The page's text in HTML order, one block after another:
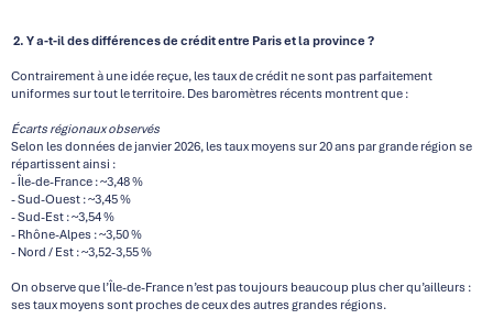
2. Y a-t-il des différences de crédit entre Paris et la province ?
Contrairement à une idée reçue, les taux de crédit ne sont pas parfaitement
uniformes sur tout le territoire. Des baromètres récents montrent que :
Écarts régionaux observés
Selon les données de janvier 2026, les taux moyens sur 20 ans par grande région se
répartissent ainsi :
- Île-de-France : ~3,48 %
- Sud-Ouest : ~3,45 %
- Sud-Est : ~3,54 %
- Rhône-Alpes : ~3,50 %
- Nord / Est : ~3,52-3,55 %
On observe que l’Île-de-France n’est pas toujours beaucoup plus cher qu’ailleurs :
ses taux moyens sont proches de ceux des autres grandes régions.